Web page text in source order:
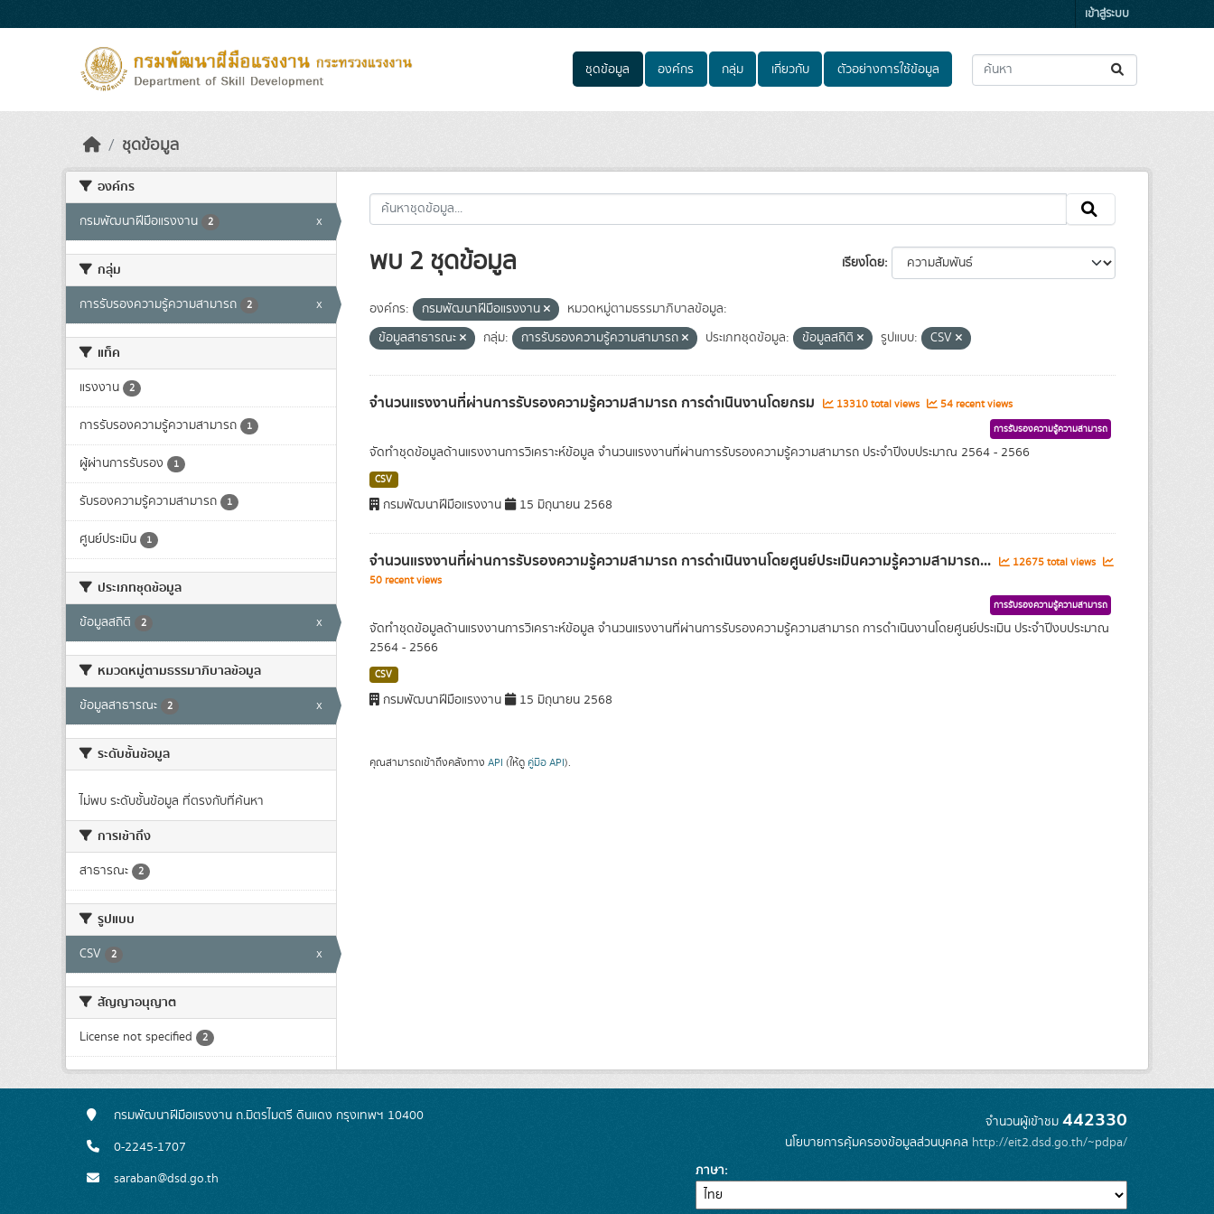
เข้าสู่ระบบ
ชุดข้อมูล องค์กร กลุ่ม เกี่ยวกับ ตัวอย่างการใช้ข้อมูล
ชุดข้อมูล
องค์กร
กรมพัฒนาฝีมือแรงงาน 2 x
กลุ่ม
การรับรองความรู้ความสามารถ 2 x
แท็ค
แรงงาน 2
การรับรองความรู้ความสามารถ 1
ผู้ผ่านการรับรอง 1
รับรองความรู้ความสามารถ 1
ศูนย์ประเมิน 1
ประเภทชุดข้อมูล
ข้อมูลสถิติ 2 x
หมวดหมู่ตามธรรมาภิบาลข้อมูล
ข้อมูลสาธารณะ 2 x
ระดับชั้นข้อมูล
ไม่พบ ระดับชั้นข้อมูล ที่ตรงกับที่ค้นหา
การเข้าถึง
สาธารณะ 2
รูปแบบ
CSV 2 x
สัญญาอนุญาต
License not specified 2
เรียงโดย
พบ 2 ชุดข้อมูล
องค์กร: กรมพัฒนาฝีมือแรงงาน
หมวดหมู่ตามธรรมาภิบาลข้อมูล:
ข้อมูลสาธารณะ
กลุ่ม: การรับรองความรู้ความสามารถ ประเภทชุดข้อมูล: ข้อมูลสถิติ รูปแบบ: CSV
จำนวนแรงงานที่ผ่านการรับรองความรู้ความสามารถ การดำเนินงานโดยกรม 13310 total views 54 recent views
การรับรองความรู้ความสามารถ
จัดทำชุดข้อมูลด้านแรงงานการวิเคราะห์ข้อมูล จำนวนแรงงานที่ผ่านการรับรองความรู้ความสามารถ ประจำปีงบประมาณ 2564 - 2566
CSV
กรมพัฒนาฝีมือแรงงาน 15 มิถุนายน 2568
จำนวนแรงงานที่ผ่านการรับรองความรู้ความสามารถ การดำเนินงานโดยศูนย์ประเมินความรู้ความสามารถ...
12675 total views
50 recent views
การรับรองความรู้ความสามารถ
จัดทำชุดข้อมูลด้านแรงงานการวิเคราะห์ข้อมูล จำนวนแรงงานที่ผ่านการรับรองความรู้ความสามารถ การดำเนินงานโดยศูนย์ประเมิน ประจำปีงบประมาณ
2564 - 2566
CSV
กรมพัฒนาฝีมือแรงงาน 15 มิถุนายน 2568
คุณสามารถเข้าถึงคลังทาง API (ให้ดู คู่มือ API).
กรมพัฒนาฝีมือแรงงาน ถ.มิตรไมตรี ดินแดง กรุงเทพฯ 10400
0-2245-1707
saraban@dsd.go.th
จำนวนผู้เข้าชม 442330
นโยบายการคุ้มครองข้อมูลส่วนบุคคล http://eit2.dsd.go.th/~pdpa/
ภาษา